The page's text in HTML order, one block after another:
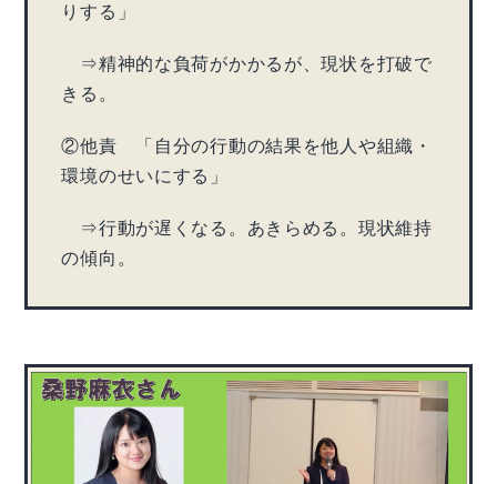
りする」
⇒精神的な負荷がかかるが、現状を打破で
きる。
②他責 「自分の行動の結果を他人や組織・
環境のせいにする」
⇒行動が遅くなる。あきらめる。現状維持
の傾向。